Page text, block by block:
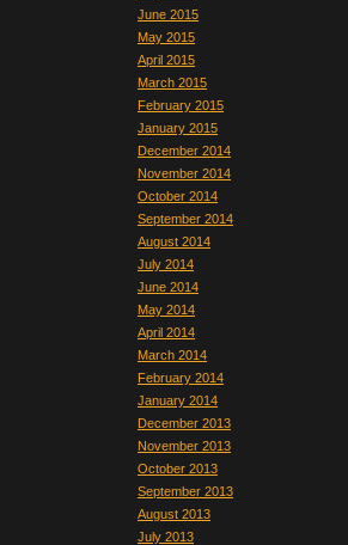
June 2015
May 2015
April 2015
March 2015
February 2015
January 2015
December 2014
November 2014
October 2014
September 2014
August 2014
July 2014
June 2014
May 2014
April 2014
March 2014
February 2014
January 2014
December 2013
November 2013
October 2013
September 2013
August 2013
July 2013